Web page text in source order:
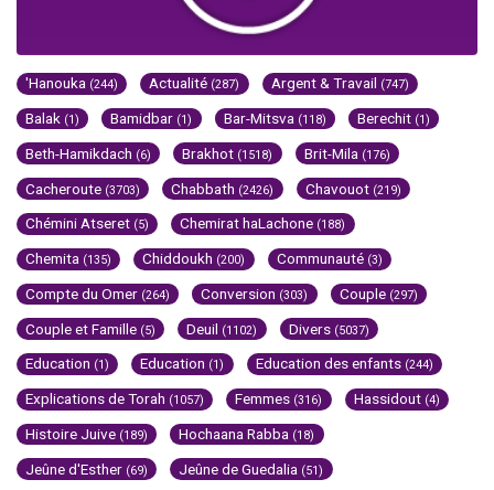
'Hanouka (244) Actualité (287) Argent & Travail (747)
Balak (1) Bamidbar (1) Bar-Mitsva (118) Berechit (1)
Beth-Hamikdach (6) Brakhot (1518) Brit-Mila (176)
Cacheroute (3703) Chabbath (2426) Chavouot (219)
Chémini Atseret (5) Chemirat haLachone (188)
Chemita (135) Chiddoukh (200) Communauté (3)
Compte du Omer (264) Conversion (303) Couple (297)
Couple et Famille (5) Deuil (1102) Divers (5037)
Education (1) Education (1) Education des enfants (244)
Explications de Torah (1057) Femmes (316) Hassidout (4)
Histoire Juive (189) Hochaana Rabba (18)
Jeûne d'Esther (69) Jeûne de Guedalia (51)